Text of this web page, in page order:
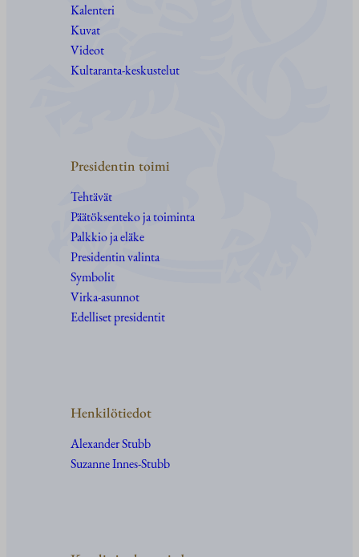
Kalenteri
Kuvat
Videot
Kultaranta-keskustelut
Presidentin toimi
Tehtävät
Päätöksenteko ja toiminta
Palkkio ja eläke
Presidentin valinta
Symbolit
Virka-asunnot
Edelliset presidentit
Henkilötiedot
Alexander Stubb
Suzanne Innes-Stubb